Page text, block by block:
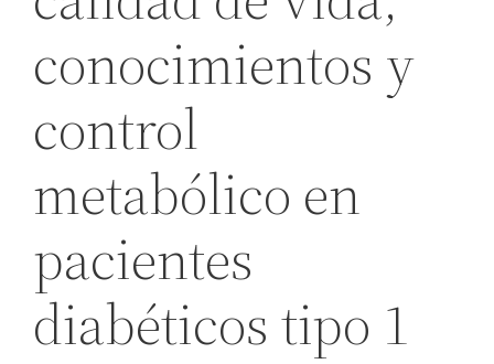
conocimientos y
control
metabólico en
pacientes
diabéticos tipo 1